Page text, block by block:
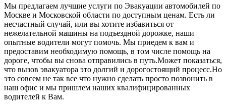
Мы предлагаем лучшие услуги по Эвакуации автомобилей по
Москве и Московской области по доступным ценам. Есть ли
несчастный случай, или вы хотите избавиться от
нежелательной машины на подъездной дорожке, наши
опытные водители могут помочь. Мы приедем к вам и
предоставим необходимую помощь, в том числе помощь на
дороге, чтобы вы снова отправились в путь.Может показаться,
что вызов эвакуатора это долгий и дорогостоящий процесс.Но
это совсем не так все что нужно сделать просто позвонить в
наш офис и мы пришлем наших квалифицированных
водителей к Вам.